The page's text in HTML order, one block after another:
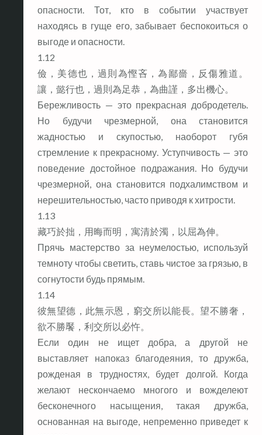
опасности. Тот, кто в событии участвует
находясь в гуще его, забывает беспокоиться о
выгоде и опасности.
1.12
儉，美德也，過則為慳吝，為鄙嗇，反傷雅道。
讓，懿行也，過則為足恭，為曲謹，多出機心。
Бережливость — это прекрасная добродетель.
Но будучи чрезмерной, она становится
жадностью и скупостью, наоборот губя
стремление к прекрасному. Уступчивость — это
поведение достойное подражания. Но будучи
чрезмерной, она становится подхалимством и
нерешительностью, часто приводя к хитрости.
1.13
藏巧於拙，用晦而明，寓清於濁，以屈為伸。
Прячь мастерство за неумелостью, используй
темноту чтобы светить, ставь чистое за грязью, в
согнутости будь прямым.
1.14
彼無望德，此無示恩，窮交所以能長。望不勝奢，
欲不勝饜，利交所以必忤。
Если один не ищет добра, а другой не
выставляет напоказ благодеяния, то дружба,
рожденая в трудностях, будет долгой. Когда
желают нескончаемо многого и вожделеют
бесконечного насыщения, такая дружба,
основанная на выгоде, непременно приведет к